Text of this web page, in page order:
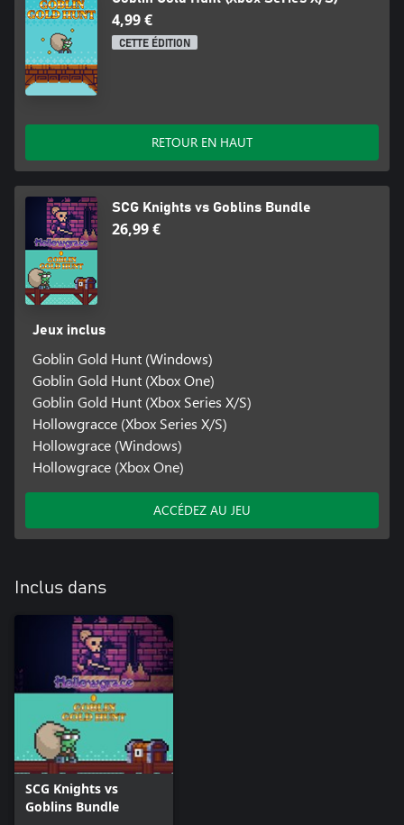
4,99 €
CETTE ÉDITION
RETOUR EN HAUT
SCG Knights vs Goblins Bundle
26,99 €
Jeux inclus
Goblin Gold Hunt (Windows)
Goblin Gold Hunt (Xbox One)
Goblin Gold Hunt (Xbox Series X/S)
Hollowgracce (Xbox Series X/S)
Hollowgrace (Windows)
Hollowgrace (Xbox One)
ACCÉDEZ AU JEU
Inclus dans
SCG Knights vs
Goblins Bundle